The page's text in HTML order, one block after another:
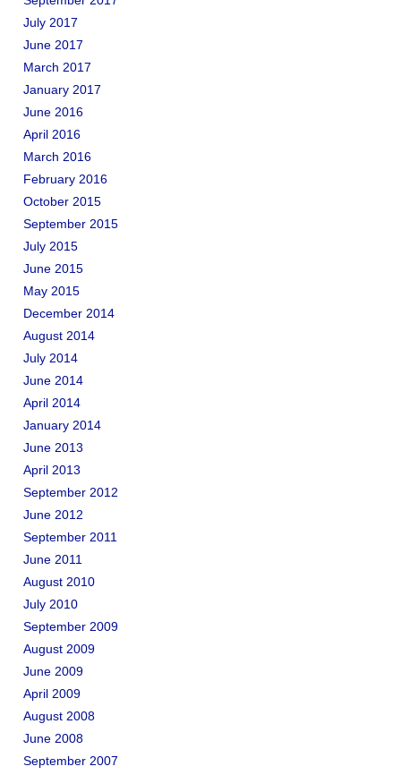
July 2017
June 2017
March 2017
January 2017
June 2016
April 2016
March 2016
February 2016
October 2015
September 2015
July 2015
June 2015
May 2015
December 2014
August 2014
July 2014
June 2014
April 2014
January 2014
June 2013
April 2013
September 2012
June 2012
September 2011
June 2011
August 2010
July 2010
September 2009
August 2009
June 2009
April 2009
August 2008
June 2008
September 2007